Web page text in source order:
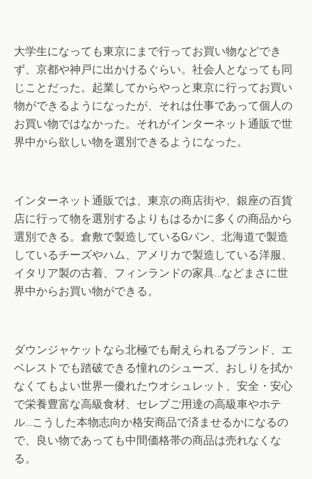
大学生になっても東京にまで行ってお買い物などでき
ず、京都や神戸に出かけるぐらい。社会人となっても同
じことだった。起業してからやっと東京に行ってお買い
物ができるようになったが、それは仕事であって個人の
お買い物ではなかった。それがインターネット通販で世
界中から欲しい物を選別できるようになった。
インターネット通販では、東京の商店街や、銀座の百貨
店に行って物を選別するよりもはるかに多くの商品から
選別できる。倉敷で製造しているGパン、北海道で製造
しているチーズやハム、アメリカで製造している洋服、
イタリア製の古着、フィンランドの家具…などまさに世
界中からお買い物ができる。
ダウンジャケットなら北極でも耐えられるブランド、エ
ベレストでも踏破できる憧れのシューズ、おしりを拭か
なくてもよい世界一優れたウオシュレット、安全・安心
で栄養豊富な高級食材、セレブご用達の高級車やホテ
ル…こうした本物志向か格安商品で済ませるかになるの
で、良い物であっても中間価格帯の商品は売れなくな
る。